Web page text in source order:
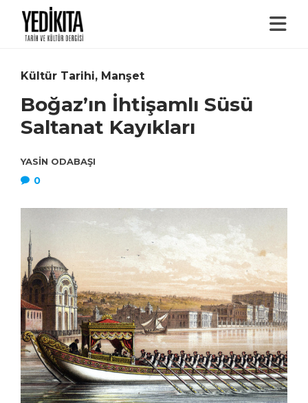
Kültür Tarihi, Manşet
Boğaz’ın İhtişamlı Süsü
Saltanat Kayıkları
YASIN ODABAŞI
0